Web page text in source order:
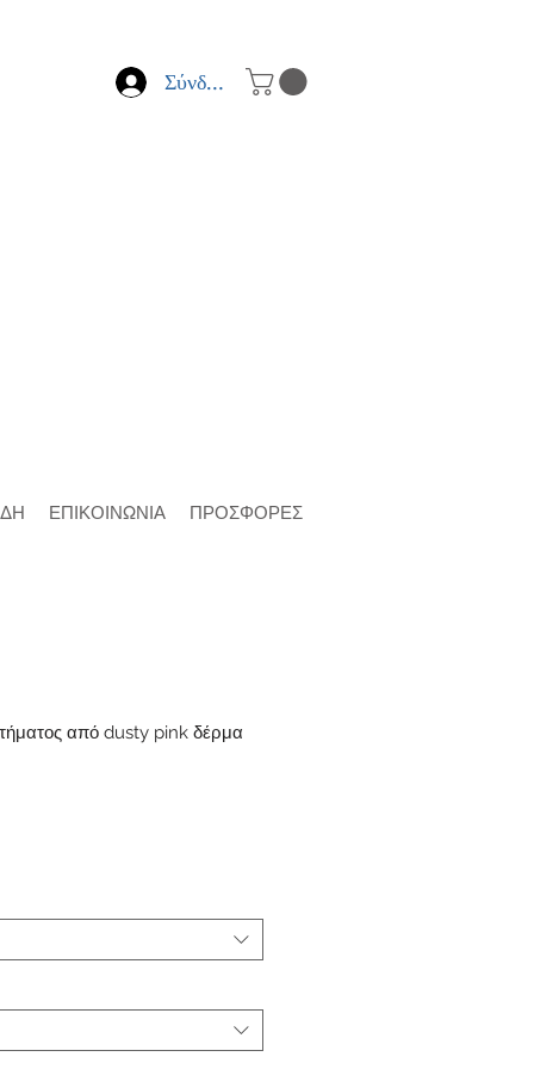
Σύνδεση
από dusty pink δέρμα
ΕΠΙΚΟΙΝΩΝΙΑ ΠΡΟΣΦΟΡΕΣ